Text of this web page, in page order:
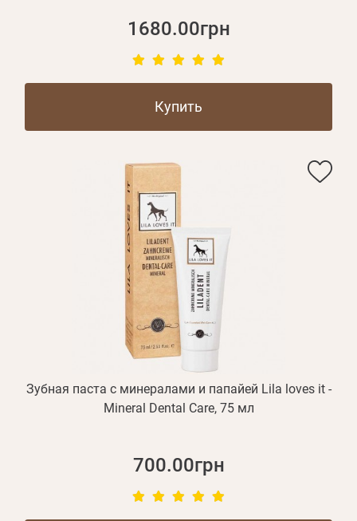
1680.00грн
Купить
Зубная паста с минералами и папайей Lila loves it -
Mineral Dental Care, 75 мл
700.00грн